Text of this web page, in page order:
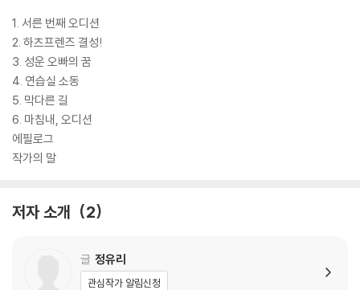
1. 서른 번째 오디션
2. 하츠프렌즈 결성!
3. 성운 오빠의 꿈
4. 연습실 소동
5. 막다른 길
6. 마침내, 오디션
에필로그
작가의 말
저자 소개 2
글 정유리
관심작가 알림신청